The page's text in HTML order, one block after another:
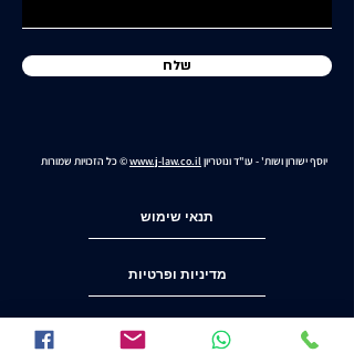
שלח
יוסף ישורון ושות' - עו"ד ונוטריוןwww.j-law.co.il© כל הזכויות שמורות
תנאי שימוש
מדיניות ופרטיות
הצהרת נגישות